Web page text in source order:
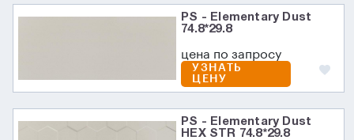
PS - Elementary Dust
74.8*29.8
цена по запросу
УЗНАТЬ
ЦЕНУ
PS - Elementary Dust
HEX STR 74.8*29.8